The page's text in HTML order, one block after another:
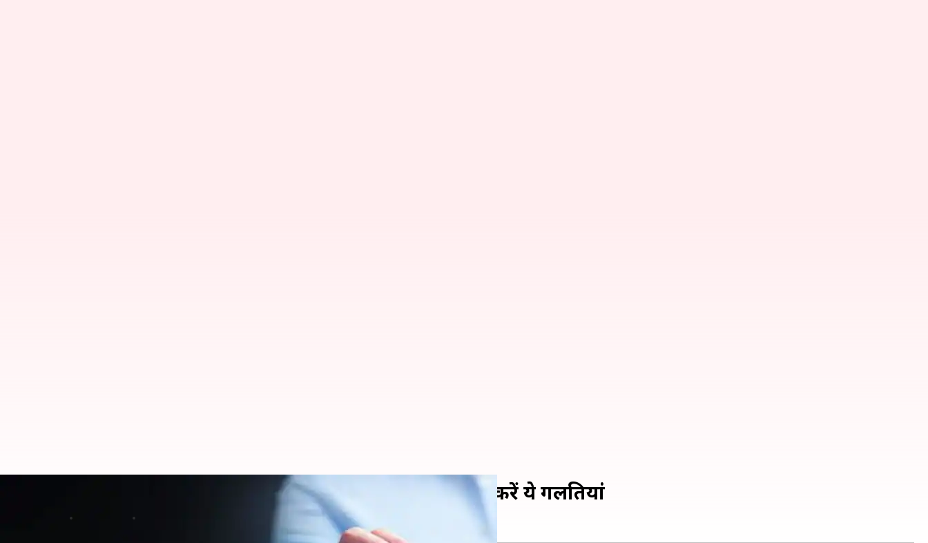
जल्द और आसानी से करना चाहते हैं तरक्की तो भूलकर भी नहीं करें ये गलतियां